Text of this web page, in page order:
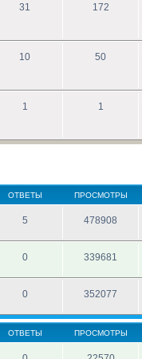
31 172
10 50
1 1
ОТВЕТЫ ПРОСМОТРЫ
5 478908
0 339681
0 352077
ОТВЕТЫ ПРОСМОТРЫ